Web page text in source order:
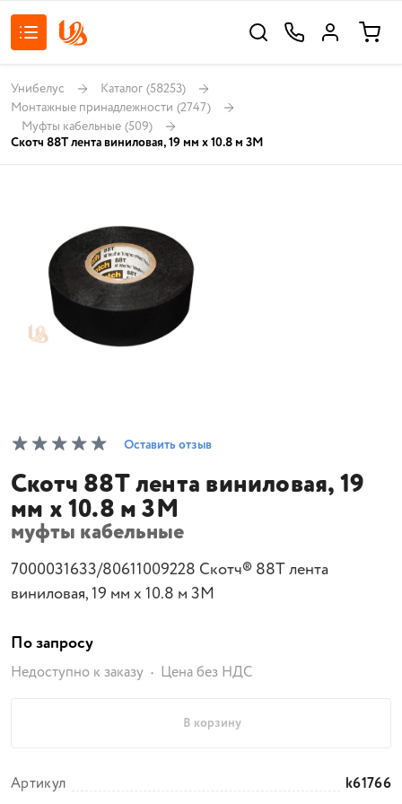
Унибелус Каталог (58253)
Монтажные принадлежности (2747)
Муфты кабельные (509)
Скотч 88Т лента виниловая, 19 мм х 10.8 м 3М
Оставить отзыв
Скотч 88Т лента виниловая, 19
мм х 10.8 м 3М
муфты кабельные
7000031633/80611009228 Скотч® 88Т лента
виниловая, 19 мм х 10.8 м 3М
По запросу
Недоступно к заказу Цена без НДС
В корзину
Артикул k61766